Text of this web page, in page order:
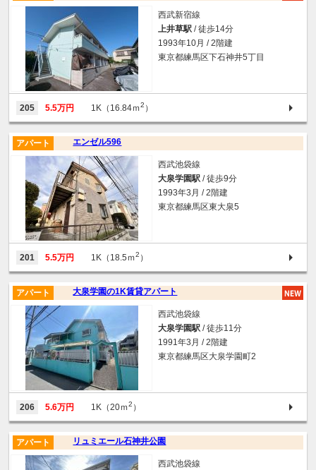
西武新宿線
上井草駅 / 徒歩14分
1993年10月 / 2階建
東京都練馬区下石神井5丁目
205 5.5万円 1K（16.84ｍ2 ）
エンゼル596
アパート
西武池袋線
大泉学園駅 / 徒歩9分
1993年3月 / 2階建
東京都練馬区東大泉5
201 5.5万円 1K（18.5ｍ2 ）
大泉学園の1K賃貸アパート
アパート
西武池袋線
大泉学園駅 / 徒歩11分
1991年3月 / 2階建
東京都練馬区大泉学園町2
206 5.6万円 1K（20ｍ2 ）
リュミエール石神井公園
アパート
西武池袋線